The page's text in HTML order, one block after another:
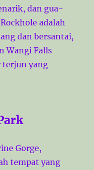
dan gua-
adalah
dan bersantai,
Wangi Falls
terjun yang
Gorge,
tempat yang